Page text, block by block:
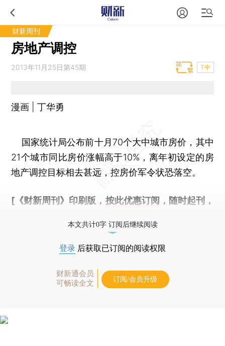
财新周刊
房地产调控
2013年11月25日第45期 T中
漫画 | 丁华勇
国家统计局公布前十月70个大中城市房价，其中
21个城市同比房价涨幅高于10%，离年初设定的房
地产调控目标相去甚远，控房价军令状恐落空。
[《财新周刊》印刷版， 按此优惠订阅 ，随时起刊，
本文共计0字 订阅后继续阅读
登录 后获取已订阅的阅读权限
财新通会员
可畅读全文
订阅/会员升级